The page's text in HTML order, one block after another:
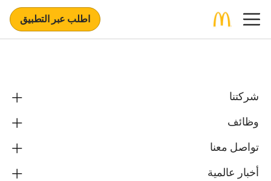
اطلب عبر التطبيق
شركتنا
وظائف
تواصل معنا
أخبار عالمية